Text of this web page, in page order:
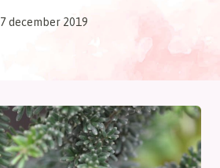
7 december 2019